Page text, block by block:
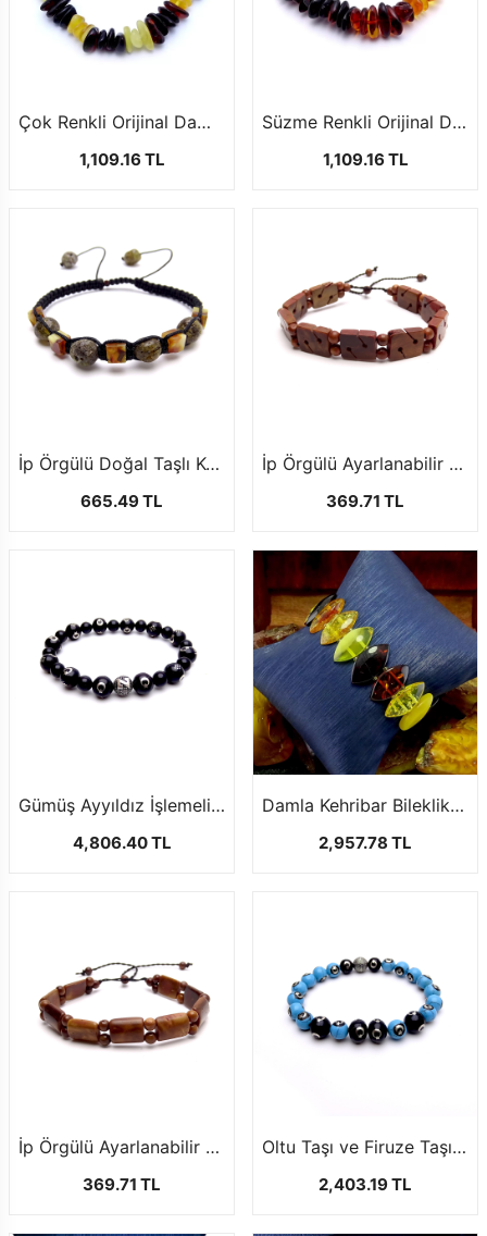
Çok Renkli Orijinal Damla Kehribar Bileklik
1,109.16 TL
Süzme Renkli Orijinal Damla Kehribar Bileklik
1,109.16 TL
İp Örgülü Doğal Taşlı Kehribar Bileklik
665.49 TL
İp Örgülü Ayarlanabilir Kuka Bileklik
369.71 TL
Gümüş Ayyıldız İşlemeli Oltu Taşı Bileklik
4,806.40 TL
Damla Kehribar Bileklik Renkli Baklava Kesim
2,957.78 TL
İp Örgülü Ayarlanabilir Kuka Bileklik
369.71 TL
Oltu Taşı ve Firuze Taşı Ayyıldız İşlemeli Bileklik
2,403.19 TL